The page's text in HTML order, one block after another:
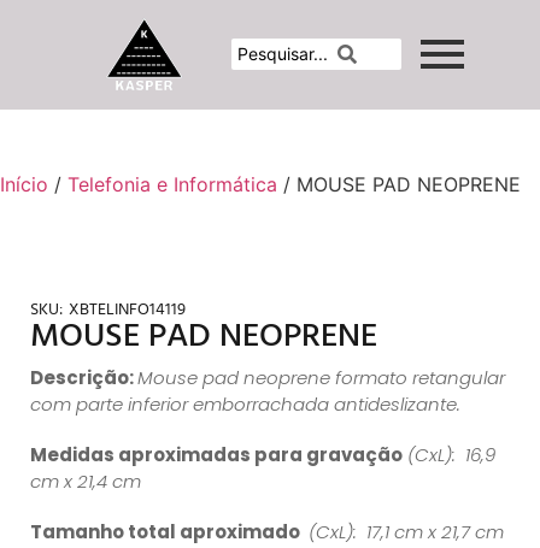
Início / Telefonia e Informática / MOUSE PAD NEOPRENE
SKU: XBTELINFO14119
MOUSE PAD NEOPRENE
Descrição:Mouse pad neoprene formato retangular
com parte inferior emborrachada antideslizante.
Medidas aproximadas para gravação (CxL): 16,9
cm x 21,4 cm
Tamanho total aproximado (CxL): 17,1 cm x 21,7 cm